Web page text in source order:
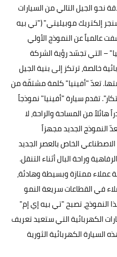
أخبار النجوم
أخبار العالم
نحو الجيل التالي من السيارات
إلكتريك موبيليتي" ("تي بيه
عالمياً عن النموذج الأولي
– التي تجسّد رؤية الشركة
خالصة، ترتكز إلى بنية الجيل
تعدّ "أفينيا" كلمة مشتقّة من
تقدم سيارة "أفينيا" نموذجاً
هائلاً من المساحة والراحة، لا
النموذج الجديد مجهزاً
الاصطناعي الخاص بالعصر الجديد
وراحة البال أثناء التنقل.
عملاء ممتازة وبسيطة وهادئة،
في القطاعات سريعة النمو
النموذج، تصبح "تي بيه إي إم"
الكهربائية التي ستعيد تعريف
الكهربائية الثورية